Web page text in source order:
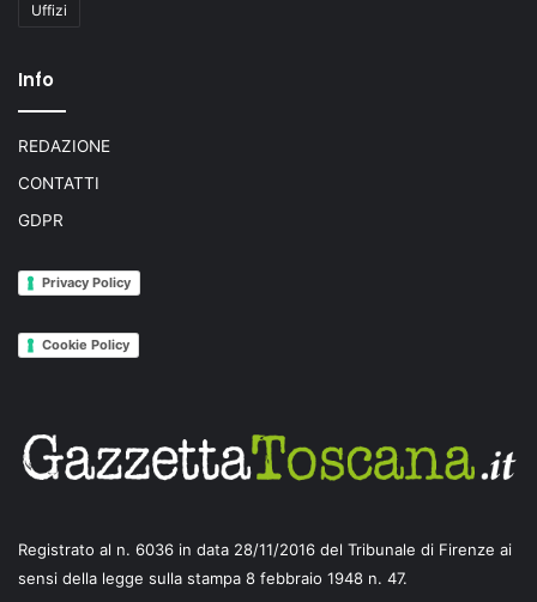
Uffizi
Info
REDAZIONE
CONTATTI
GDPR
Privacy Policy
Cookie Policy
Registrato al n. 6036 in data 28/11/2016 del Tribunale di Firenze ai
sensi della legge sulla stampa 8 febbraio 1948 n. 47.